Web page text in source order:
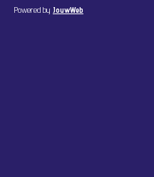
Powered by JouwWeb